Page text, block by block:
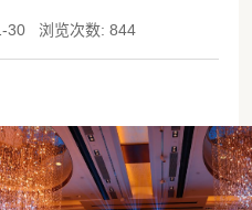
30 浏览次数: 844